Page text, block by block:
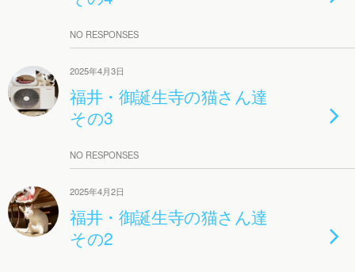
NO RESPONSES
2025年4月3日
福井・御誕生寺の猫さん達
その3
NO RESPONSES
2025年4月2日
福井・御誕生寺の猫さん達
その2